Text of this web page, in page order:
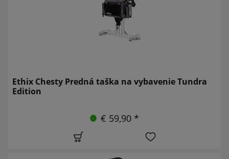
Ethix Chesty Predná taška na vybavenie Tundra
Edition
€ 59,90 *